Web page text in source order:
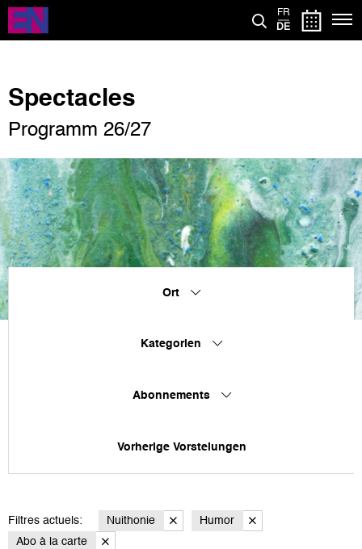
Direkt
zum
Inhalt
FR
DE
Spectacles
Programm 26/27
Ort
Kategorien
Abonnements
Vorherige Vorstelungen
Filtres actuels: Nuithonie
Humor
Abo à la carte